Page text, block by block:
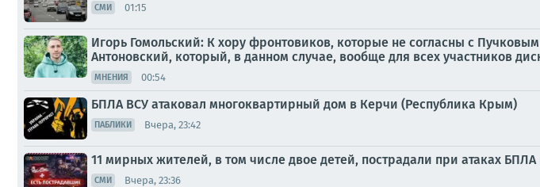
СМИ 01:15
Игорь Гомольский: К хору фронтовиков, которые не согласны с
Антоновский, который, в данном случае, вообще для всех участников
МНЕНИЯ 00:54
БПЛА ВСУ атаковал многоквартирный дом в Керчи (Республика Крым)
ПАБЛИКИ Вчера, 23:42
11 мирных жителей, в том числе двое детей, пострадали при атаках
СМИ Вчера, 23:36